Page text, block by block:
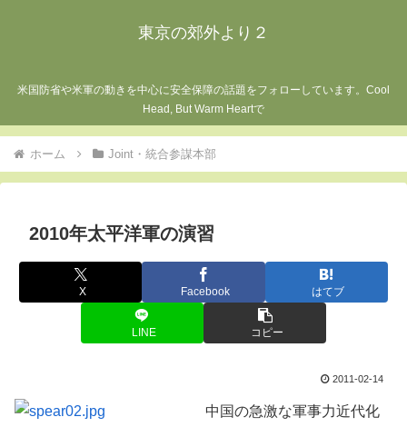
東京の郊外より２
米国防省や米軍の動きを中心に安全保障の話題をフォローしています。Cool
Head, But Warm Heartで
ホーム Joint・統合参謀本部
2010年太平洋軍の演習
X Facebook はてブ
LINE コピー
2011-02-14
中国の急激な軍事力近代化